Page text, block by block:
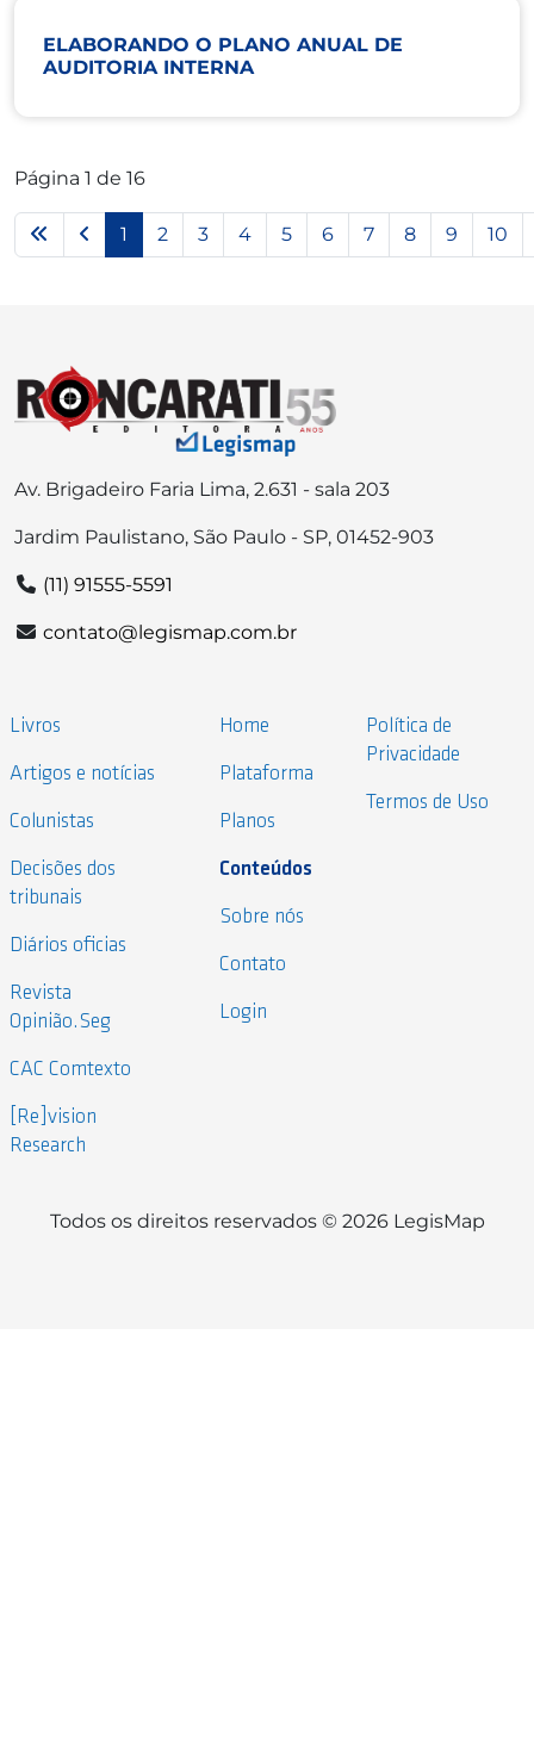
ELABORANDO O PLANO ANUAL DE
AUDITORIA INTERNA
Página 1 de 16
1 2 3 4 5 6 7 8 9 10
Av. Brigadeiro Faria Lima, 2.631 - sala 203
Jardim Paulistano, São Paulo - SP, 01452-903
(11) 91555-5591
contato@legismap.com.br
Livros
Artigos e notícias
Colunistas
Decisões dos
tribunais
Diários oficias
Revista
Opinião.Seg
CAC Comtexto
[Re]vision
Research
Home
Plataforma
Planos
Conteúdos
Sobre nós
Contato
Login
Política de
Privacidade
Termos de Uso
Todos os direitos reservados © 2026 LegisMap